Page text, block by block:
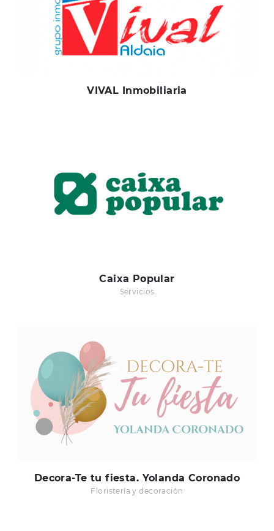
VIVAL Inmobiliaria
Caixa Popular
Servicios
Decora-Te tu fiesta. Yolanda Coronado
Floristería y decoración